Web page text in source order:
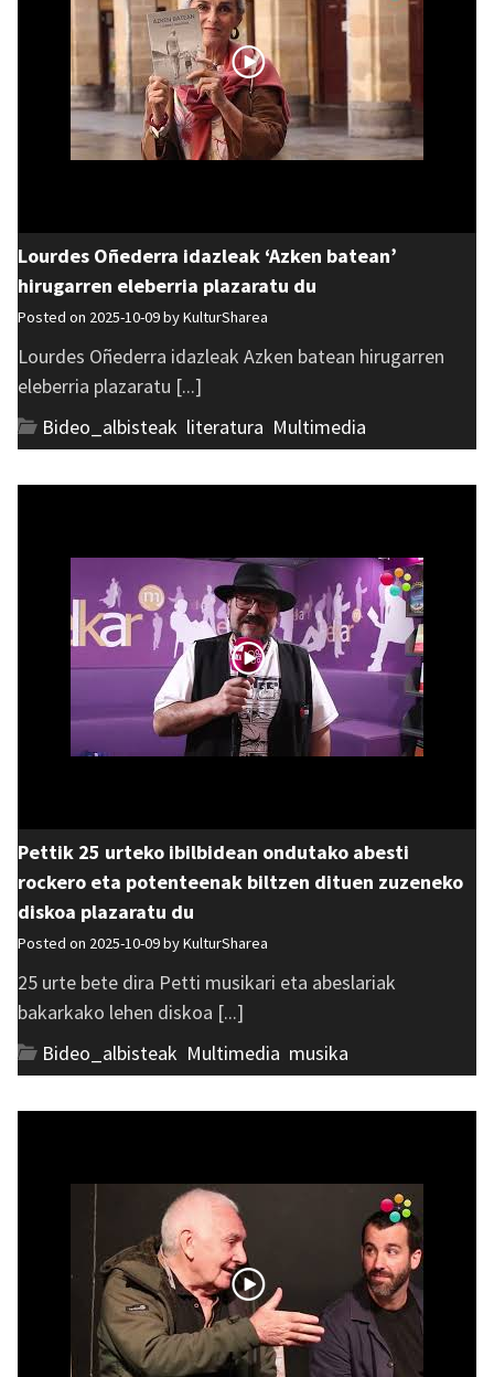
Lourdes Oñederra idazleak ‘Azken batean’
hirugarren eleberria plazaratu du
Posted on 2025-10-09 byKulturSharea
Lourdes Oñederra idazleak Azken batean hirugarren
eleberria plazaratu [...]
Bideo_albisteak literatura Multimedia
Pettik 25 urteko ibilbidean ondutako abesti
rockero eta potenteenak biltzen dituen zuzeneko
diskoa plazaratu du
Posted on 2025-10-09 byKulturSharea
25 urte bete dira Petti musikari eta abeslariak
bakarkako lehen diskoa [...]
Bideo_albisteak Multimedia musika